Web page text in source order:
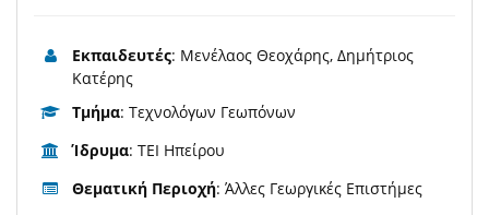
Εκπαιδευτές: Μενέλαος Θεοχάρης, Δημήτριος
Κατέρης
Τμήμα: Τεχνολόγων Γεωπόνων
Ίδρυμα: ΤΕΙ Ηπείρου
Θεματική Περιοχή: Άλλες Γεωργικές Επιστήμες